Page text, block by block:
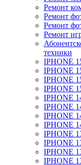
Ремонт
Ремонт
Ремонт
Ремонт
техники
IPHONE
IPHONE
IPHONE
IPHONE
IPHONE
IPHONE
IPHONE
IPHONE
IPHONE
IPHONE
IPHONE
IPHONE